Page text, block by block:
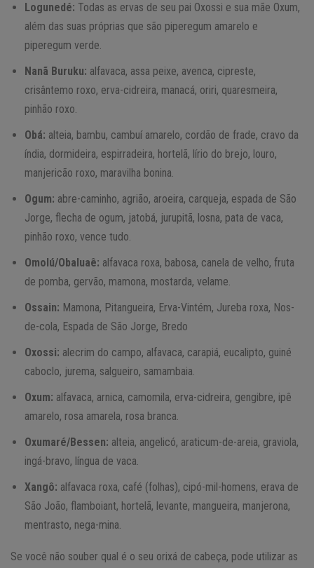
Logunedé: Todas as ervas de seu pai Oxossi e sua mãe Oxum,
além das suas próprias que são piperegum amarelo e
piperegum verde.
Nanã Buruku: alfavaca, assa peixe, avenca, cipreste,
crisântemo roxo, erva-cidreira, manacá, oriri, quaresmeira,
pinhão roxo.
Obá: alteia, bambu, cambuí amarelo, cordão de frade, cravo da
índia, dormideira, espirradeira, hortelã, lírio do brejo, louro,
manjericão roxo, maravilha bonina.
Ogum: abre-caminho, agrião, aroeira, carqueja, espada de São
Jorge, flecha de ogum, jatobá, jurupitã, losna, pata de vaca,
pinhão roxo, vence tudo.
Omolú/Obaluaê: alfavaca roxa, babosa, canela de velho, fruta
de pomba, gervão, mamona, mostarda, velame.
Ossain: Mamona, Pitangueira, Erva-Vintém, Jureba roxa, Nos-
de-cola, Espada de São Jorge, Bredo
Oxossi: alecrim do campo, alfavaca, carapiá, eucalipto, guiné
caboclo, jurema, salgueiro, samambaia.
Oxum: alfavaca, arnica, camomila, erva-cidreira, gengibre, ipê
amarelo, rosa amarela, rosa branca.
Oxumaré/Bessen: alteia, angelicó, araticum-de-areia, graviola,
ingá-bravo, língua de vaca.
Xangô: alfavaca roxa, café (folhas), cipó-mil-homens, erava de
São João, flamboiant, hortelã, levante, mangueira, manjerona,
mentrasto, nega-mina.
Se você não souber qual é o seu orixá de cabeça, pode utilizar as